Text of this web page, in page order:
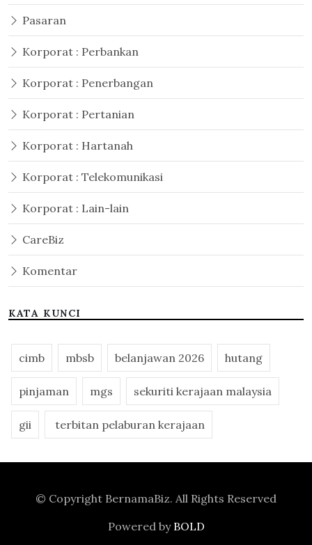
Pasaran
Korporat : Perbankan
Korporat : Penerbangan
Korporat : Pertanian
Korporat : Hartanah
Korporat : Telekomunikasi
Korporat : Lain-lain
CareBiz
Komentar
KATA KUNCI
cimb mbsb belanjawan 2026 hutang
pinjaman mgs sekuriti kerajaan malaysia
gii terbitan pelaburan kerajaan
© Copyright BernamaBiz. All Rights Reserved
Powered by BOLD